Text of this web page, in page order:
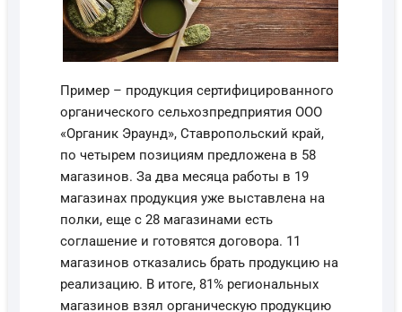
Пример – продукция сертифицированного
органического сельхозпредприятия ООО
«Органик Эраунд», Ставропольский край,
по четырем позициям предложена в 58
магазинов. За два месяца работы в 19
магазинах продукция уже выставлена на
полки, еще с 28 магазинами есть
соглашение и готовятся договора. 11
магазинов отказались брать продукцию на
реализацию. В итоге, 81% региональных
магазинов взял органическую продукцию